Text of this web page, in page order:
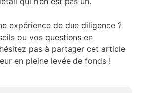
expérience de due diligence ?
ou vos questions en
pas à partager cet article
en pleine levée de fonds !